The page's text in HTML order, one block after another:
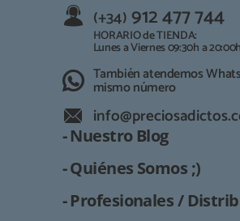
(+34) 912 477 744
HORARIO de TIENDA:
Lunes a Viernes 09:30h a 20:00h
También atendemos
mismo número
- Nuestro Blog
- Quiénes Somos ;)
- Profesionales /